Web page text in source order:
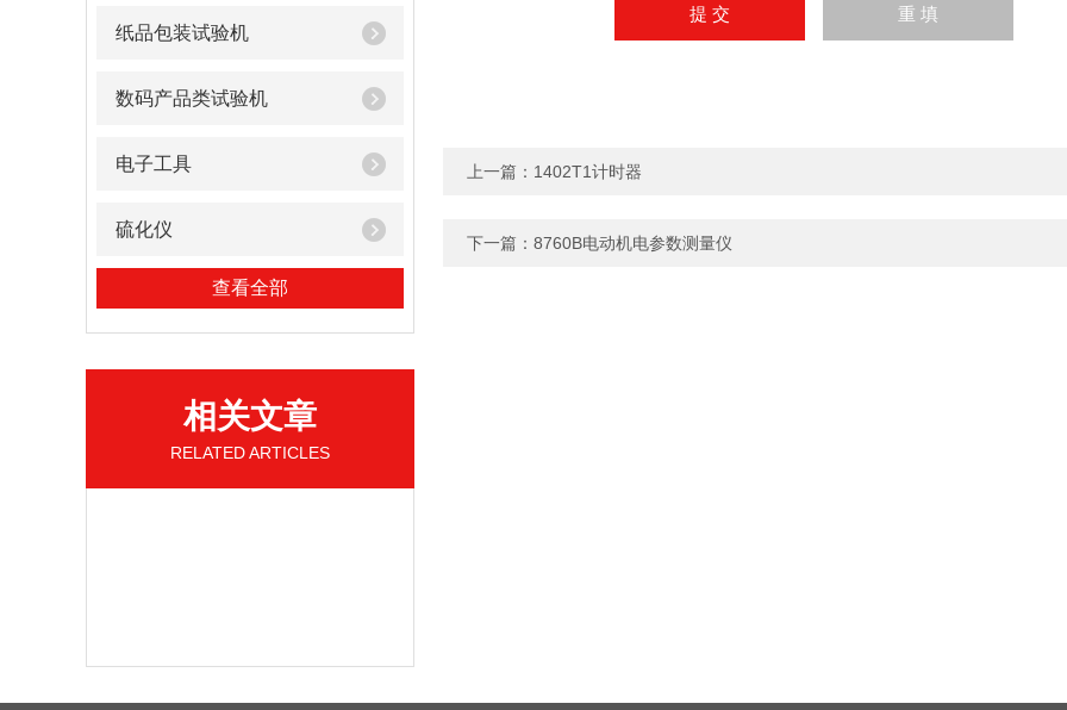
纸品包装试验机
数码产品类试验机
电子工具
硫化仪
查看全部
相关文章
RELATED ARTICLES
上一篇： 1402T1计时器
下一篇： 8760B电动机电参数测量仪